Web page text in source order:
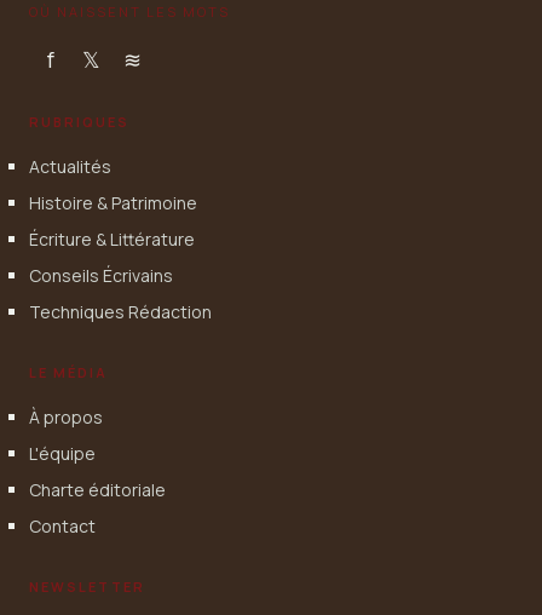
OÙ NAISSENT LES MOTS
f 𝕏 ≋
RUBRIQUES
Actualités
Histoire & Patrimoine
Écriture & Littérature
Conseils Écrivains
Techniques Rédaction
LE MÉDIA
À propos
L'équipe
Charte éditoriale
Contact
NEWSLETTER